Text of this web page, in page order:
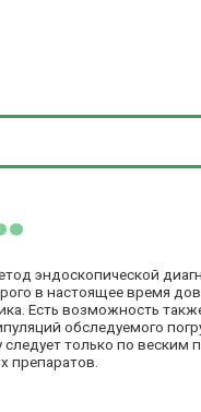
эндоскопической
в настоящее время
Есть возможность
обследуемого
только по
препаратов.